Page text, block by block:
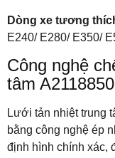
Dòng xe tương
E240/ E280/ E350/
Công nghệ
tâm
Lưới tản nhiệt trung
bằng công nghệ ép
định hình chính xác,